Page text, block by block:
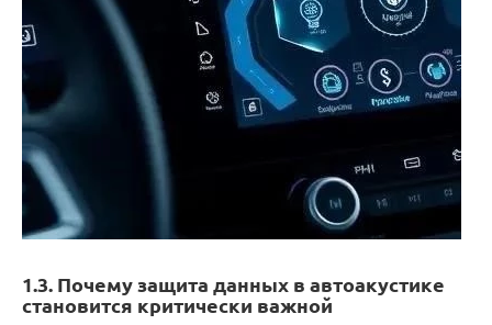
1.3. Почему защита данных в автоакустике
становится критически важной